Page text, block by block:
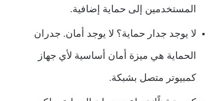
المستخدمين إلى حماية إضافية.
لا يوجد جدار حماية؟ لا يوجد أمان. جدران
الحماية هي ميزة أمان أساسية لأي جهاز
كمبيوتر متصل بشبكة.